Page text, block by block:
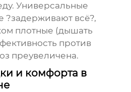
Универсальные
?задерживают всё?,
плотные (дышать
против
преувеличена.
и комфорта в